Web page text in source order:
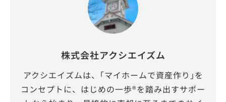
株式会社アクシエイズム
アクシエイズムは、｢マイホームで資産作り｣を
コンセプトに、はじめの一歩®を踏み出すサポー